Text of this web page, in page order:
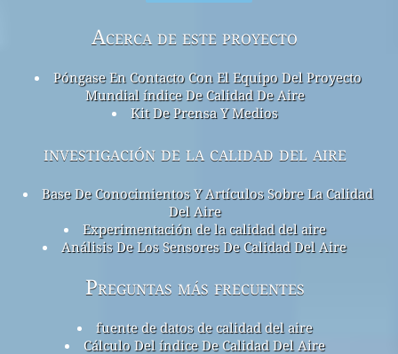
Acerca de este proyecto
Póngase En Contacto Con El Equipo Del Proyecto
Mundial índice De Calidad De Aire
Kit De Prensa Y Medios
investigación de la calidad del aire
Base De Conocimientos Y Artículos Sobre La Calidad
Del Aire
Experimentación de la calidad del aire
Análisis De Los Sensores De Calidad Del Aire
Preguntas más frecuentes
fuente de datos de calidad del aire
Cálculo Del índice De Calidad Del Aire